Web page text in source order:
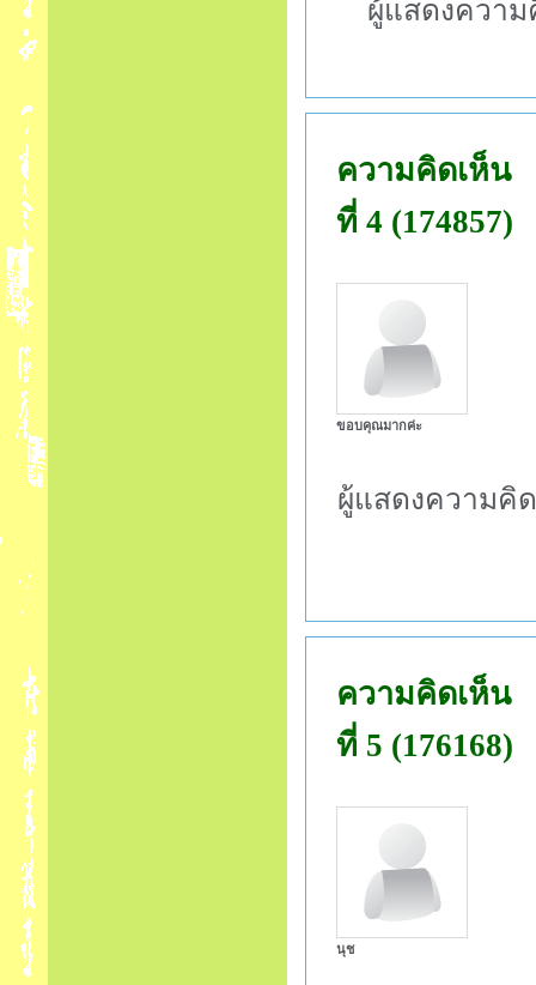
ผู้แสดงความ
ความคิดเห็น
ที่ 4 (174857)
ขอบคุณมากค่ะ
ผู้แสดงความคิ
ความคิดเห็น
ที่ 5 (176168)
นุช